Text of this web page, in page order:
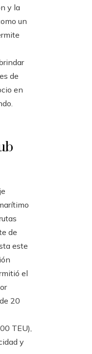
y la
un
de
en
de
este
el
20
TEU),
y